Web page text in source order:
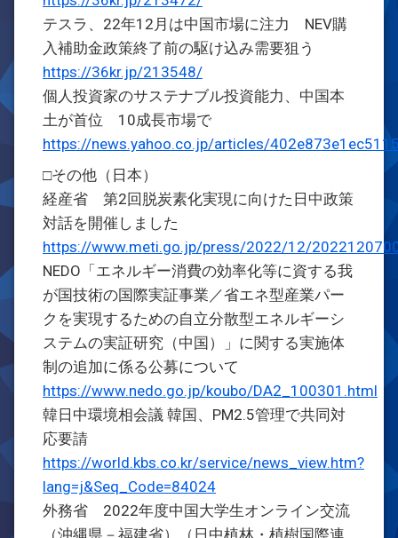
テスラ、22年12月は中国市場に注力 NEV購
入補助金政策終了前の駆け込み需要狙う
https://36kr.jp/213548/
個人投資家のサステナブル投資能力、中国本
土が首位 10成長市場で
https://news.yahoo.co.jp/articles/
□その他（日本）
経産省 第2回脱炭素化実現に向けた日中政策
対話を開催しました
https://www.meti.go.jp/press/2022/12/
NEDO「エネルギー消費の効率化等に資する我
が国技術の国際実証事業／省エネ型産業パー
クを実現するための自立分散型エネルギーシ
ステムの実証研究（中国）」に関する実施体
制の追加に係る公募について
https://www.nedo.go.jp/koubo/DA2_100301.html
韓日中環境相会議 韓国、PM2.5管理で共同対
応要請
https://world.kbs.co.kr/service/news_view.htm?
lang=j&Seq_Code=84024
外務省 2022年度中国大学生オンライン交流
（沖縄県－福建省）（日中植林・植樹国際連